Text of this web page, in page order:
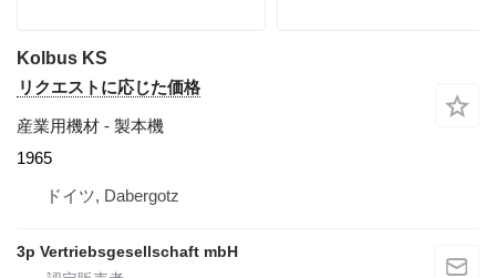
Kolbus KS
リクエストに応じた価格
産業用機材 - 製本機
1965
ドイツ, Dabergotz
3p Vertriebsgesellschaft mbH